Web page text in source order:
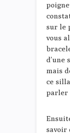
sur le
vous
d’une
mais
ce
parler
savoir